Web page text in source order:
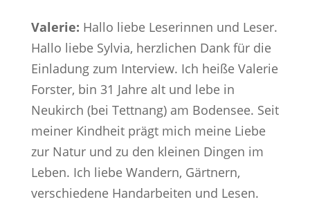
Valerie: Hallo liebe Leserinnen und Leser.
Hallo liebe Sylvia, herzlichen Dank für die
Einladung zum Interview. Ich heiße Valerie
Forster, bin 31 Jahre alt und lebe in
Neukirch (bei Tettnang) am Bodensee. Seit
meiner Kindheit prägt mich meine Liebe
zur Natur und zu den kleinen Dingen im
Leben. Ich liebe Wandern, Gärtnern,
verschiedene Handarbeiten und Lesen.